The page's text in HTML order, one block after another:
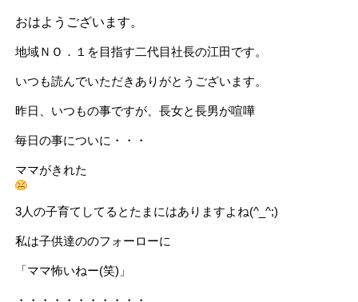
おはようございます。
地域ＮＯ．１を目指す二代目社長の江田です。
いつも読んでいただきありがとうございます。
昨日、いつもの事ですが、長女と長男が喧嘩
毎日の事についに・・・
ママがきれた
3人の子育てしてるとたまにはありますよね(^_^;)
私は子供達ののフォーローに
「ママ怖いねー(笑)」